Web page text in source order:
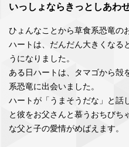
いっしょならきっとしあわ
ひょんなことから草食系恐竜の
ハートは、だんだん大きくなる
うになりました。
ある日ハートは、タマゴから殻
系恐竜に出会いました。
ハートが「うまそうだな」と話
と彼をお父さんと慕うおちびち
な父と子の愛情がめばえます。